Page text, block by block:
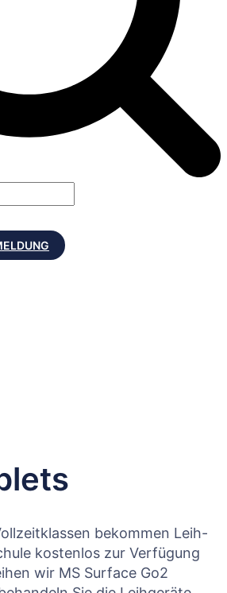
bekommen Leih-
kostenlos zur Verfügung
wir MS Surface Go2